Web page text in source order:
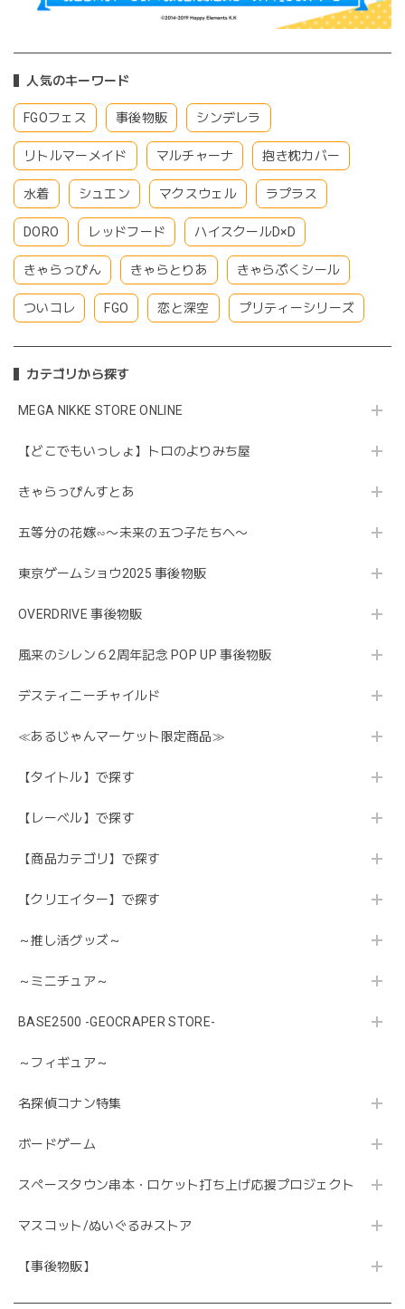
人気のキーワード
FGOフェス 事後物販 シンデレラ
リトルマーメイド マルチャーナ 抱き枕カバー
水着 シュエン マクスウェル ラプラス
DORO レッドフード ハイスクールD×D
きゃらっぴん きゃらとりあ きゃらぷくシール
ついコレ FGO 恋と深空 プリティーシリーズ
カテゴリから探す
MEGA NIKKE STORE ONLINE
【どこでもいっしょ】トロのよりみち屋
きゃらっぴんすとあ
五等分の花嫁∽〜未来の五つ子たちへ〜
東京ゲームショウ2025 事後物販
OVERDRIVE 事後物販
風来のシレン６2周年記念 POP UP 事後物販
デスティニーチャイルド
≪あるじゃんマーケット限定商品≫
【タイトル】で探す
【レーベル】で探す
【商品カテゴリ】で探す
【クリエイター】で探す
～推し活グッズ～
～ミニチュア～
BASE2500 -GEOCRAPER STORE-
～フィギュア～
名探偵コナン特集
ボードゲーム
スペースタウン串本・ロケット打ち上げ応援プロジェクト
マスコット/ぬいぐるみストア
【事後物販】